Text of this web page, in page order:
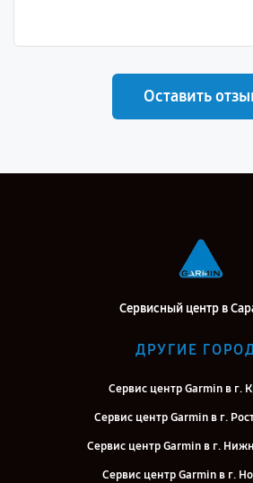
Оставить
Сервисный центр в
ДРУГИЕ
Сервис центр Garmin в г.
Сервис центр Garmin в г.
Сервис центр Garmin в г.
Сервис центр Garmin в г.